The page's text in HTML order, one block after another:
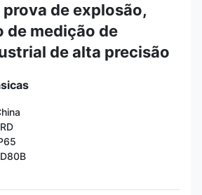
de explosão,
de medição de
de alta precisão